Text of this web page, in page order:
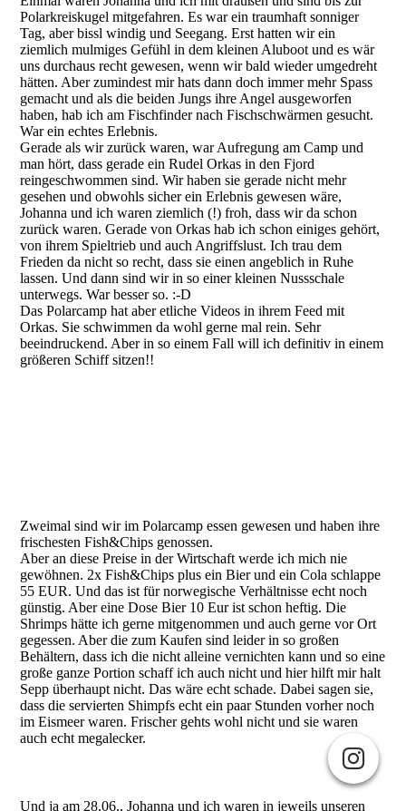
Polarkreiskugel mitgefahren. Es war ein traumhaft sonniger
Tag, aber bissl windig und Seegang. Erst hatten wir ein
ziemlich mulmiges Gefühl in dem kleinen Aluboot und es wär
uns durchaus recht gewesen, wenn wir bald wieder umgedreht
hätten. Aber zumindest mir hats dann doch immer mehr Spass
gemacht und als die beiden Jungs ihre Angel ausgeworfen
haben, hab ich am Fischfinder nach Fischschwärmen gesucht.
War ein echtes Erlebnis.
Gerade als wir zurück waren, war Aufregung am Camp und
man hört, dass gerade ein Rudel Orkas in den Fjord
reingeschwommen sind. Wir haben sie gerade nicht mehr
gesehen und obwohls sicher ein Erlebnis gewesen wäre,
Johanna und ich waren ziemlich (!) froh, dass wir da schon
zurück waren. Gerade von Orkas hab ich schon einiges gehört,
von ihrem Spieltrieb und auch Angriffslust. Ich trau dem
Frieden da nicht so recht, dass sie einen angeblich in Ruhe
lassen. Und dann sind wir in so einer kleinen Nussschale
unterwegs. War besser so. :-D
Das Polarcamp hat aber etliche Videos in ihrem Feed mit
Orkas. Sie schwimmen da wohl gerne mal rein. Sehr
beeindruckend. Aber in so einem Fall will ich definitiv in einem
größeren Schiff sitzen!!
Zweimal sind wir im Polarcamp essen gewesen und haben ihre
frischesten Fish&Chips genossen.
Aber an diese Preise in der Wirtschaft werde ich mich nie
gewöhnen. 2x Fish&Chips plus ein Bier und ein Cola schlappe
55 EUR. Und das ist für norwegische Verhältnisse echt noch
günstig. Aber eine Dose Bier 10 Eur ist schon heftig. Die
Shrimps hätte ich gerne mitgenommen und auch gerne vor Ort
gegessen. Aber die zum Kaufen sind leider in so großen
Behältern, dass ich die nicht alleine vernichten kann und so eine
große ganze Portion schaff ich auch nicht und hier hilft mir halt
Sepp überhaupt nicht. Das wäre echt schade. Dabei sagen sie,
dass die servierten Shimpfs echt ein paar Stunden vorher noch
im Eismeer waren. Frischer gehts wohl nicht und sie waren
auch echt megalecker.
Und ja am 28.06., Johanna und ich waren in jeweils unseren